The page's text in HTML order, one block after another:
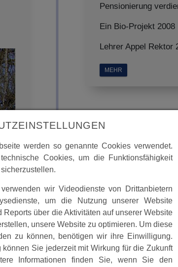
Pensionierung
Ein Bio-Projekt 2008
Lehrer Appel Rektor
MEHR
Waltari Bergmann
werden so genannte Cookies verwendet.
Cookies, um die Funktionsfähigkeit
wir Videodienste von Drittanbietern
um die Nutzung unserer Website
Reports über die Aktivitäten auf unserer Website
unsere Website zu optimieren. Um diese
zu können, benötigen wir ihre Einwilligung.
können Sie jederzeit mit Wirkung für die Zukunft
Informationen finden Sie, wenn Sie den